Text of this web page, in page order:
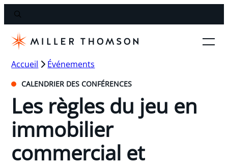
Accueil Événements
CALENDRIER DES CONFÉRENCES
Les règles du jeu en
immobilier
commercial et